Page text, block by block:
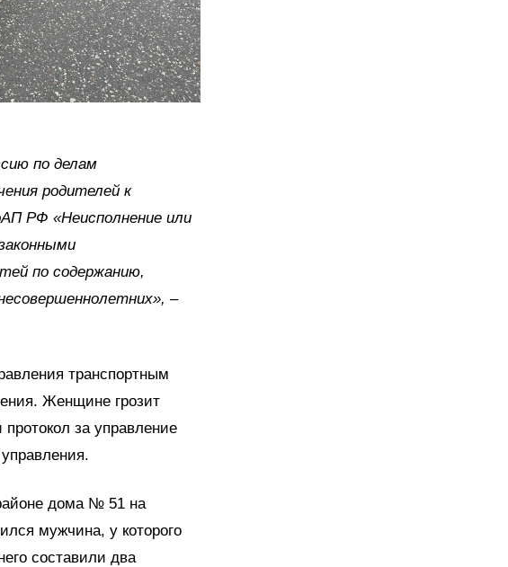
по делам
родителей к
РФ «Неисполнение или
по содержанию,
–
транспортным
Женщине грозит
за управление
дома № 51 на
мужчина, у которого
составили два